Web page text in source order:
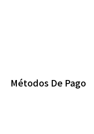
Métodos De Pago